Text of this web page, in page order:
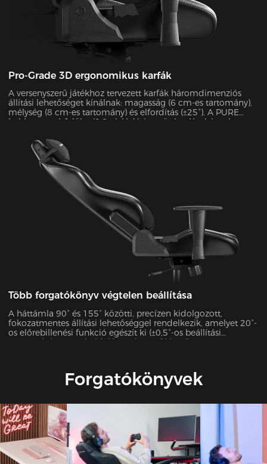
Pro-Grade 3D ergonomikus karfák
A versenyszerű játékhoz tervezett karfák háromdimenziós
állítási lehetőséget kínálnak: magasság (6 cm-es tartomány),
mélység (8 cm-es tartomány) és elfordítás (±25°). A PURE
habbevonatú felület (0,8 súrlódási együttható) a kényelmet a
kivételes stabilitást biztosít intenzív játékmenetek során.
Több forgatókönyv végtelen beállítása
A háttámla 90° és 155° közötti, precízen kidolgozott,
fokozatmentes állítási lehetőséggel rendelkezik, amelyet 20°-
os előrebillenési funkció egészít ki (±0,5°-os beállítási
pontosság). Ez a sokoldalú rendszer zökkenőmentesen
mást, optimális alátámasztást biztosítva minden
tevékenységhez.Forgatókönyvek